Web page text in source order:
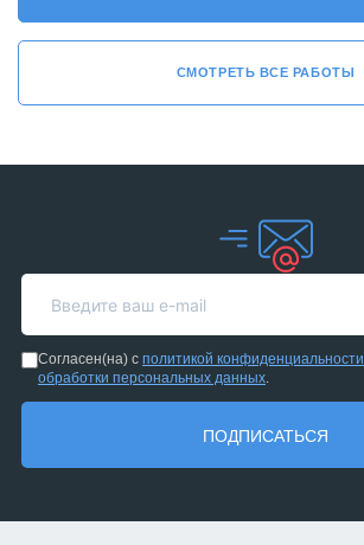
СМОТРЕТЬ ВСЕ РАБОТЫ
Согласен(на) с политикой конфиденциальности
обработки персональных данных.
ПОДПИСАТЬСЯ